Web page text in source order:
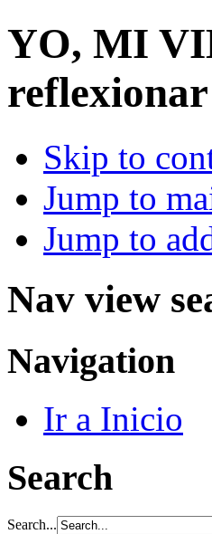
YO, MI
reflexionar
Skip to
Jump to
Jump to
Nav view
Navigation
Ir a Inicio
Search
Search...